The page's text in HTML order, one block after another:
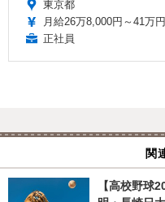
東京都
月給26万8,000円～41万円
正社員
関
【高校野球